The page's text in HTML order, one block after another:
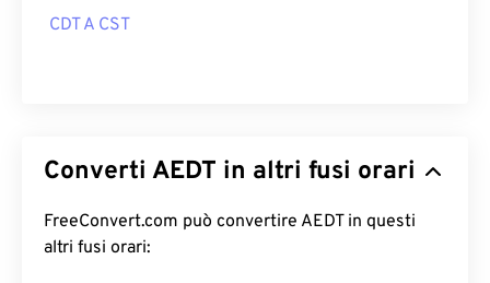
CDT A CST
Converti AEDT in altri fusi orari
FreeConvert.com può convertire AEDT in questi
altri fusi orari: